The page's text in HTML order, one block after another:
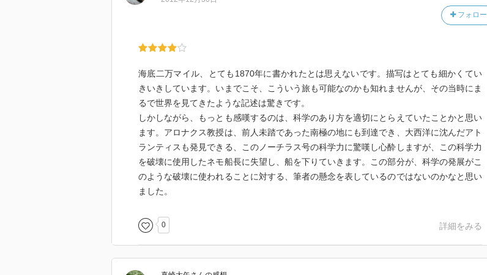
フォロー
海底二万マイル、とても1870年に書かれたとは思えないです。描写はとても細かくてい
きいきしています。いまでこそ、こういう旅も可能なのかも知れませんが、その当時にま
るで世界を見てきたような記述は驚きです。
しかしながら、もっとも感嘆するのは、科学のあり方を適切にとらえていたことかと思い
ます。アロナクス教授は、前人未踏であった南極の地にも到達でき、大西洋に沈んだアト
ランティスも発見できる、このノーチラス号の科学力に驚嘆し心酔しますが、この科学力
を破壊に使用したネモ船長に失望し、船を下りていきます。この部分が、科学の発展がこ
のような破壊に使われることに対する、筆者の懸念を表しているのではないのかなと思い
ました。
0 詳細をみる